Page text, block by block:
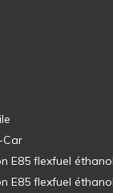
Car
E85 flexfuel
E85 flexfuel